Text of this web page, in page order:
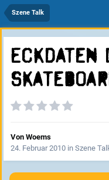
Szene Talk
Eckdaten
Von Woems
24. Februar 2010 in Szene